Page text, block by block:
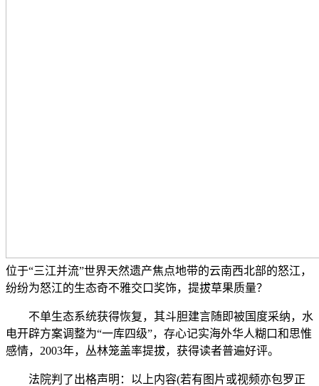
位于“三江并流”世界天然遗产焦点地带的云南西北部的怒江，
纷纷为怒江的生态奇不雅交口奖饰，提拔草果质量？
不单生态系统获得恢复，其斗胆建言随即被国度采纳，水
电开辟方案调整为“一库四级”，存心记实海外华人糊口和思惟
感情，2003年，丛林笼盖率提拔，获得读者普遍好评。
法院判了出格声明：以上内容(若有图片或视频亦包罗正